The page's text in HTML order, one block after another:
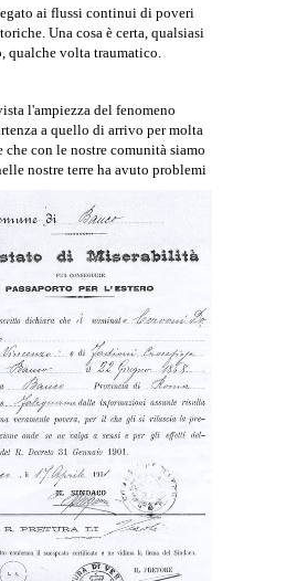
ai flussi continui di poveri
Una cosa è certa, qualsiasi
qualche volta traumatico.
l'ampiezza del fenomeno
a quello di arrivo per molta
con le nostre comunità siamo
nostre terre ha avuto problemi